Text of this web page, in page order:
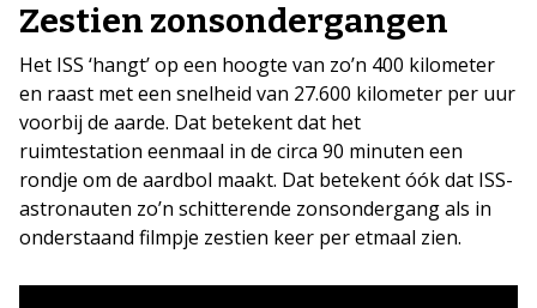
Zestien zonsondergangen
Het ISS ‘hangt’ op een hoogte van zo’n 400 kilometer
en raast met een snelheid van 27.600 kilometer per uur
voorbij de aarde. Dat betekent dat het
ruimtestation eenmaal in de circa 90 minuten een
rondje om de aardbol maakt. Dat betekent óók dat ISS-
astronauten zo’n schitterende zonsondergang als in
onderstaand filmpje zestien keer per etmaal zien.